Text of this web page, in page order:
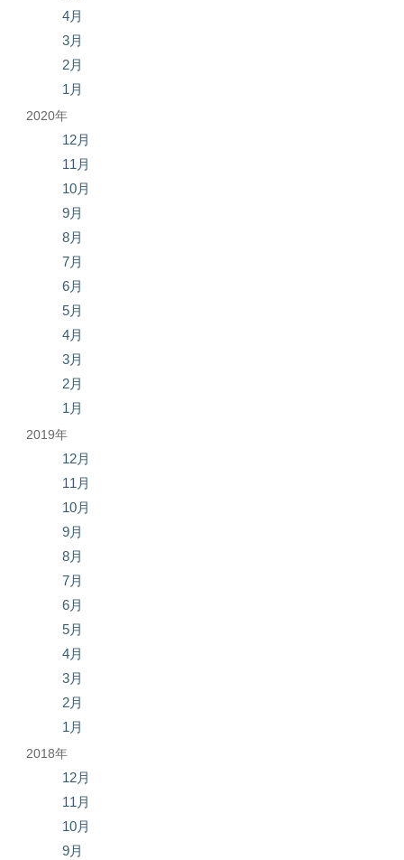
4月
3月
2月
1月
2020年
12月
11月
10月
9月
8月
7月
6月
5月
4月
3月
2月
1月
2019年
12月
11月
10月
9月
8月
7月
6月
5月
4月
3月
2月
1月
2018年
12月
11月
10月
9月